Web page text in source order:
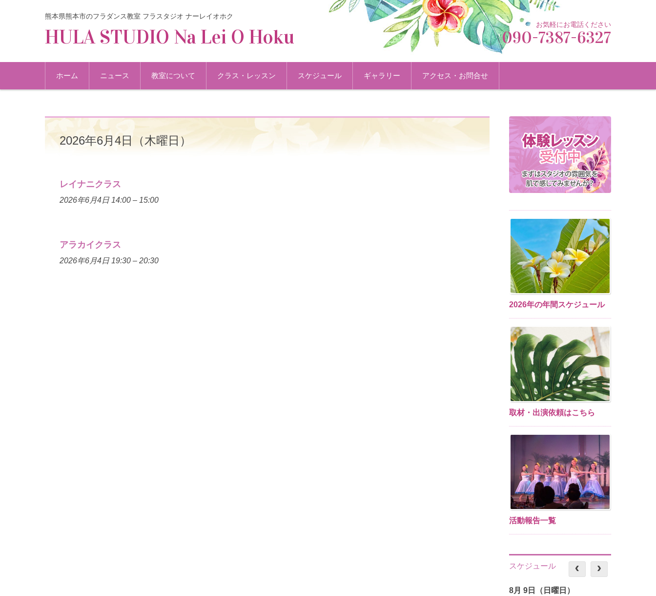
熊本県熊本市のフラダンス教室 フラスタジオ ナーレイオホク
HULA STUDIO Na Lei O Hoku
お気軽にお電話ください
090-7387-6327
コンテンツに移動
ホーム
ニュース 教室について クラス・レッスン スケジュール ギャラリー アクセス・お問合せ
2026年6月4日（木曜日）
レイナニクラス
2026年6月4日 14:00 – 15:00
アラカイクラス
2026年6月4日 19:30 – 20:30
2026年の年間スケジュール
取材・出演依頼はこちら
活動報告一覧
スケジュール
8月 9日（日曜日）